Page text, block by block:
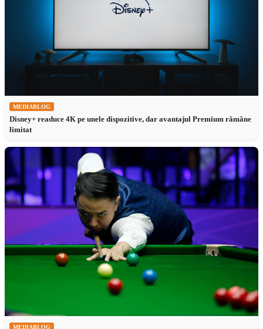
MEDIABLOG
Disney+ readuce 4K pe unele dispozitive, dar avantajul Premium rămâne
limitat
MEDIABLOG